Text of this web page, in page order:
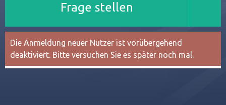
Frage stellen
Die Anmeldung neuer Nutzer ist vorübergehend
deaktiviert. Bitte versuchen Sie es später noch mal.